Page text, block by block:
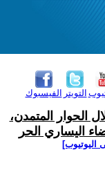
الفيسبوك التويتر
الحوار المتمدن،
اليساري الحر
اليوتيوب]